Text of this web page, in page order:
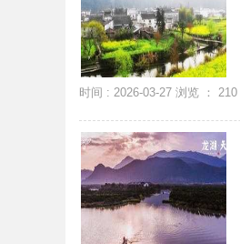
时间 : 2026-03-27 浏览 ： 210